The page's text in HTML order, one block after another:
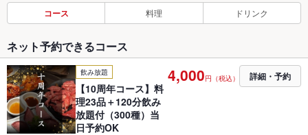
コース 料理 ドリンク
ネット予約できるコース
飲み放題
【10周年コース】料
理23品＋120分飲み
放題付（300種）当
日予約OK
4,000円（税込） 詳細・予約